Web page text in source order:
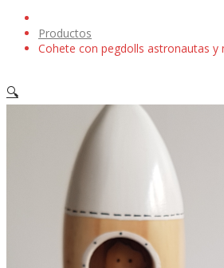
Productos
Cohete con pegdolls astronautas y
🔍